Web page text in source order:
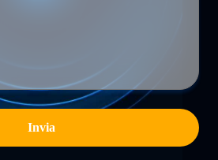
Invia